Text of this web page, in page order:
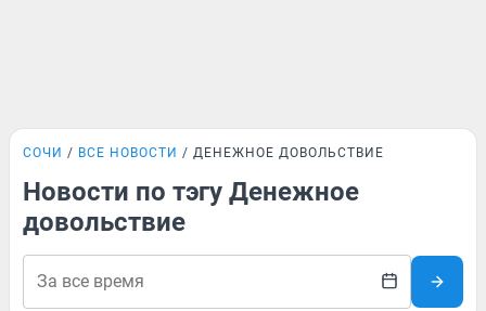
СОЧИ ВСЕ НОВОСТИ ДЕНЕЖНОЕ ДОВОЛЬСТВИЕ
Новости по тэгу Денежное
довольствие